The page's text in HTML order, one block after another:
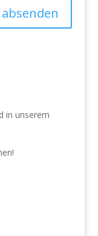
in unserem